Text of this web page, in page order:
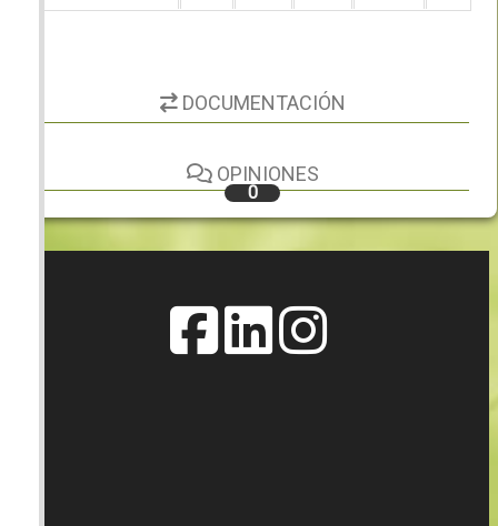
DOCUMENTACIÓN
OPINIONES
0